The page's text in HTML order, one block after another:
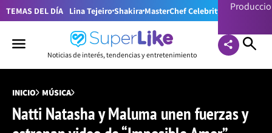
TEMAS DEL DÍA Lina TejeiroShakira MasterChef Celebrity Colombia
Noticias de interés, tendencias y entretenimiento
INICIO MÚSICA
Natti Natasha y Maluma unen fuerzas y